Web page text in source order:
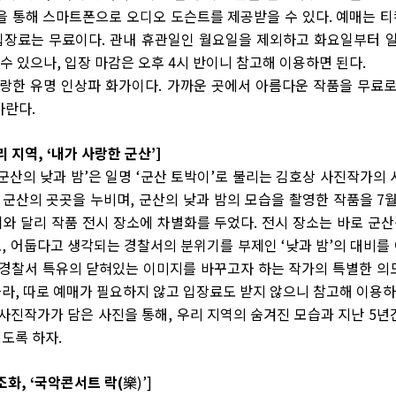
통해 스마트폰으로 오디오 도슨트를 제공받을 수 있다. 예매는
료는 무료이다. 관내 휴관일인 월요일을 제외하고 화요일부터
있으나, 입장 마감은 오후 4시 반이니 참고해 이용하면 된다.
한 유명 인상파 화가이다. 가까운 곳에서 아름다운 작품을 무료
란다.
지역, ‘내가 사랑한 군산’]
산의 낮과 밤’은 일명 ‘군산 토박이’로 불리는 김호상 사진작가의
산의 곳곳을 누비며, 군산의 낮과 밤의 모습을 촬영한 작품을 7
달리 작품 전시 장소에 차별화를 두었다. 전시 장소는 바로 군
, 어둡다고 생각되는 경찰서의 분위기를 부제인 ‘낮과 밤’의 대비를
찰서 특유의 닫혀있는 이미지를 바꾸고자 하는 작가의 특별한 의
, 따로 예매가 필요하지 않고 입장료도 받지 않으니 참고해 이용
진작가가 담은 사진을 통해, 우리 지역의 숨겨진 모습과 지난 5년
록 하자.
화, ‘국악콘서트 락(樂)’]